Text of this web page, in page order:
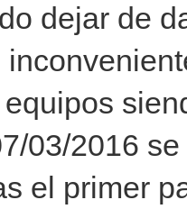
dejar de
03/2016
el primer